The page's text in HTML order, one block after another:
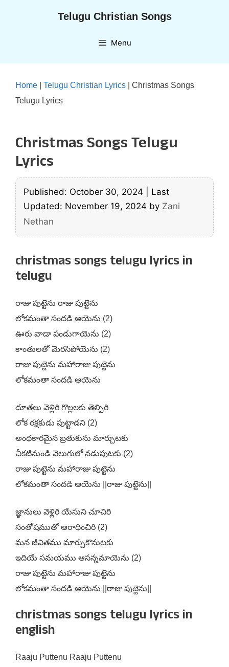
Telugu Christian Songs
Menu
Home Telugu Christian Lyrics
Christmas Songs
Telugu Lyrics
Christmas Songs Telugu
Lyrics
Published: October 30, 2024
Last
Updated: November 19, 2024 by Zani
Nethan
christmas songs telugu lyrics in
telugu
రాజు పుట్టెను రాజు పుట్టెను
లోకమంతా సందడి ఆయెను (2)
ఊరు వాడా పండుగాయెను (2)
కాంతులతో మెరసిపోయెను (2)
రాజు పుట్టెను మహారాజు పుట్టెను
లోకమంతా సందడి ఆయెను
దూతలు వెళ్లిరి గొల్లలకు తెల్పిరి
లోక రక్షకుడు పుట్టాడని (2)
అంధకారమైన బ్రతుకును మార్చుటకు
చీకటినుండి వెలుగులో నడుపుటకు (2)
రాజు పుట్టెను మహారాజు పుట్టెను
లోకమంతా సందడి ఆయెను ||రాజు పుట్టెను||
జ్ఞానులు వెళ్లిరి యేసుని చూచిరి
సంతోషముతో ఆరాధించిరి (2)
మన జీవితము మార్చుకొనుటకు
ఇదియే సమయము ఆసన్నమాయెను (2)
రాజు పుట్టెను మహారాజు పుట్టెను
లోకమంతా సందడి ఆయెను ||రాజు పుట్టెను||
christmas songs telugu lyrics in
english
Raaju Puttenu Raaju Puttenu